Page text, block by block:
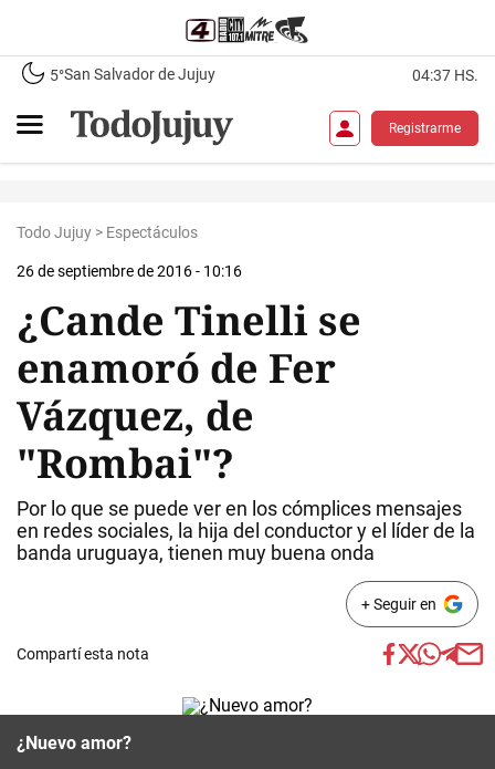
5°San Salvador de Jujuy 04:37 HS.
Registrarme
Todo Jujuy > Espectáculos
26 de septiembre de 2016 - 10:16
¿Cande Tinelli se
enamoró de Fer
Vázquez, de
"Rombai"?
Por lo que se puede ver en los cómplices mensajes
en redes sociales, la hija del conductor y el líder de la
banda uruguaya, tienen muy buena onda
+ Seguir en
Compartí esta nota
¿Nuevo amor?